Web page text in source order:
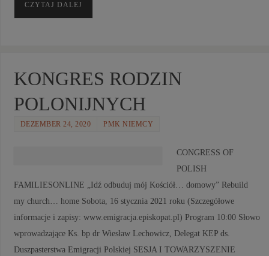
CZYTAJ DALEJ
KONGRES RODZIN
POLONIJNYCH
DEZEMBER 24, 2020 PMK NIEMCY
CONGRESS OF
POLISH
FAMILIESONLINE „Idź odbuduj mój Kościół… domowy” Rebuild
my church… home Sobota, 16 stycznia 2021 roku (Szczegółowe
informacje i zapisy: www.emigracja.episkopat.pl) Program 10:00 Słowo
wprowadzające Ks. bp dr Wiesław Lechowicz, Delegat KEP ds.
Duszpasterstwa Emigracji Polskiej SESJA I TOWARZYSZENIE